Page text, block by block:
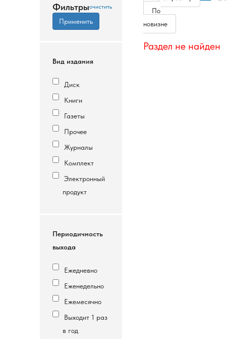
Фильтры
Вид издания
Диск
Книги
Газеты
Прочее
Журналы
Комплект
Электронный
продукт
Периодичность
выхода
Ежедневно
Еженедельно
Ежемесячно
Выходит 1 раз
в год
По
новизне
Раздел не найден